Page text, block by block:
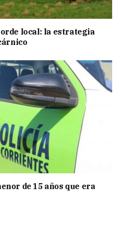
local: la estrategia
de 15 años que era